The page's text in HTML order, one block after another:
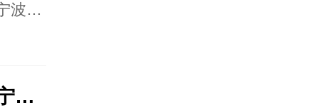
波…
如何选择一家性价比高的宁波讨债公司？